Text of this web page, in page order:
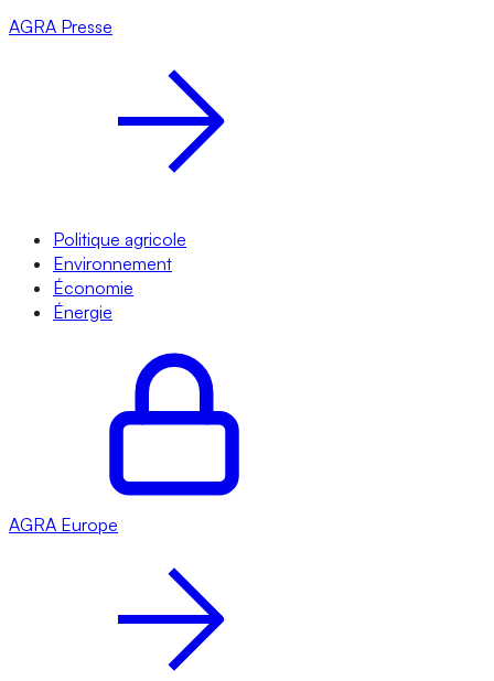
AGRA Presse
Politique agricole
Environnement
Économie
Énergie
AGRA Europe